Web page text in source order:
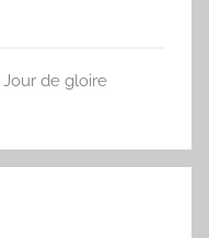
Jour de gloire